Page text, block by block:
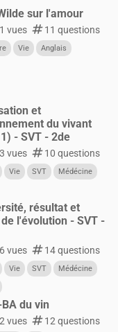
sur l'amour
vues numbers11 questions
Vie Anglais
et
du vivant
- SVT - 2de
vues numbers10 questions
Vie SVT Médécine
résultat et
l'évolution - SVT -
vues numbers14 questions
Vie SVT
Médécine
du vin
vues numbers12 questions